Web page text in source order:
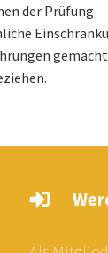
der Prüfung
gemacht